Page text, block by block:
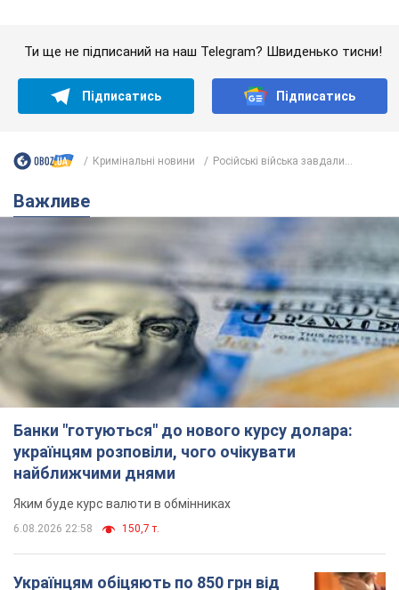
Банки "готуються" до нового курсу долара:
українцям розповіли, чого очікувати
найближчими днями
Яким буде курс валюти в обмінниках
6.08.2026 22:58 150,7 т.
Українцям обіцяють по 850 грн від
мобільних операторів: що не так з
цими повідомленнями
Як не потрапити в пастку шахраїв
6.08.2026 21:02 15,5 т.
Найдорожчий футболіст "Динамо"
забив "Карабаху" вже на 10-й хвилині